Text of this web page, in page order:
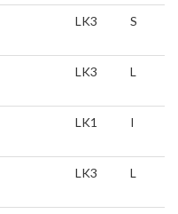
LK3 S
LK3 L
LK1 I
LK3 L